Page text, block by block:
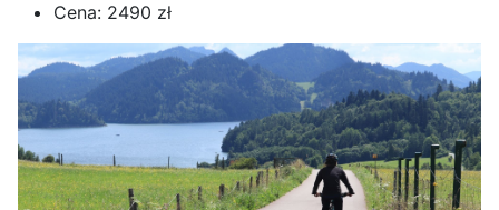
Cena: 2490 zł